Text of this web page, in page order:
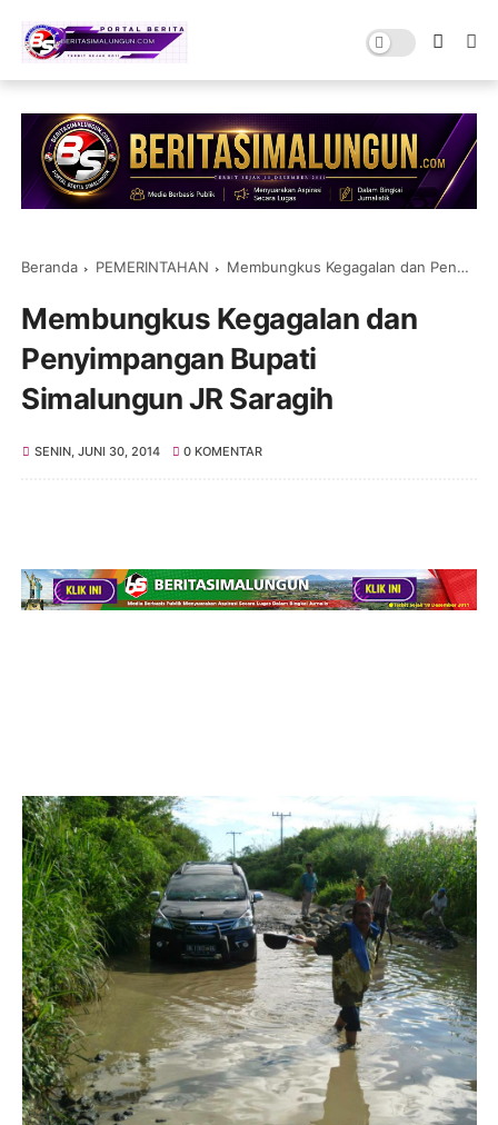
Beranda PEMERINTAHAN Membungkus Kegagalan dan Penyimpangan Bupati Simalungun JR Saragih
Membungkus Kegagalan dan
Penyimpangan Bupati
Simalungun JR Saragih
SENIN, JUNI 30, 2014 0 KOMENTAR